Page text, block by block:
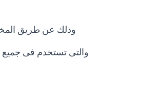
وذلك عن طريق
والتى تستخدم فى جميع